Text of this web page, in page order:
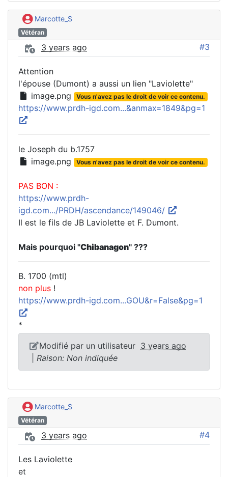
Marcotte_S
Vétéran
3 years ago #3
Attention
l'épouse (Dumont) a aussi un lien "Laviolette"
image.png
Vous n'avez pas le droit de voir ce contenu.
https://www.prdh-igd.com...&anmax=1849&pg=1
le Joseph du b.1757
image.png
Vous n'avez pas le droit de voir ce contenu.
PAS BON :
https://www.prdh-
igd.com.../PRDH/ascendance/149046/
Il est le fils de JB Laviolette et F. Dumont.
Mais pourquoi "Chibanagon" ???
B. 1700 (mtl)
non plus !
https://www.prdh-igd.com...GOU&r=False&pg=1
*
Modifié par un utilisateur 3 years ago
Raison: Non indiquée
Marcotte_S
Vétéran
3 years ago #4
Les Laviolette
et